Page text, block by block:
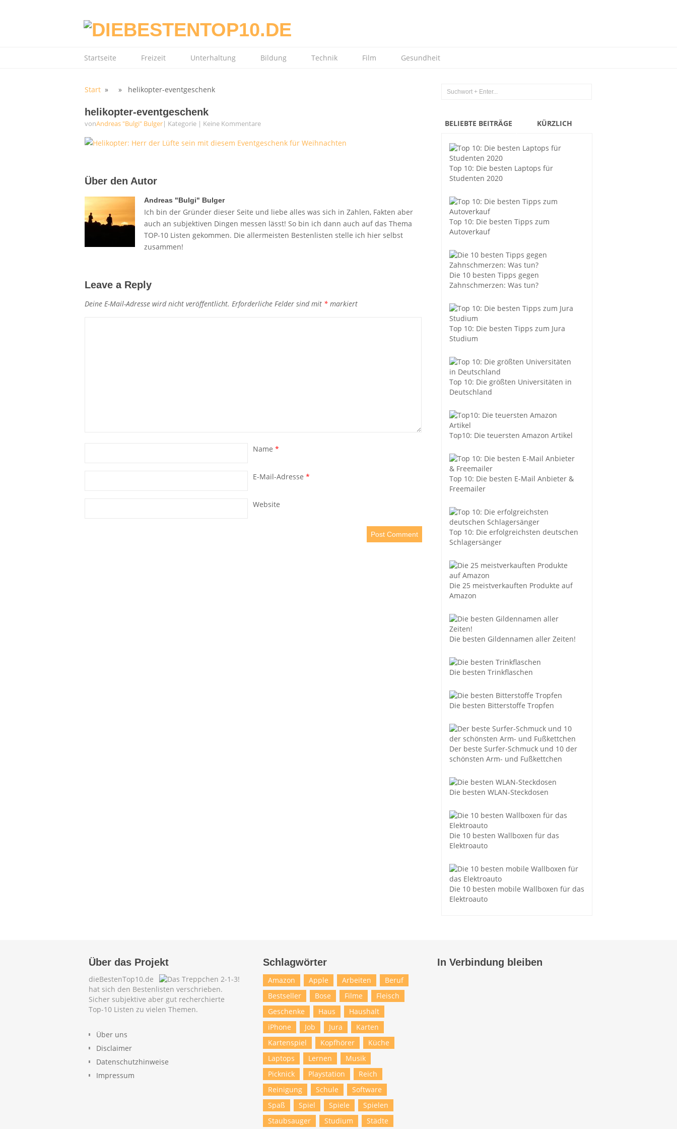
Startseite Freizeit Unterhaltung Bildung Technik Film Gesundheit
Start » » helikopter-eventgeschenk
helikopter-eventgeschenk
vonAndreas "Bulgi" Bulger| Kategorie | Keine Kommentare
Über den Autor
Andreas "Bulgi" Bulger
Ich bin der Gründer dieser Seite und liebe alles was sich in Zahlen, Fakten aber
auch an subjektiven Dingen messen lässt! So bin ich dann auch auf das Thema
TOP-10 Listen gekommen. Die allermeisten Bestenlisten stelle ich hier selbst
zusammen!
Leave a Reply
Deine E-Mail-Adresse wird nicht veröffentlicht. Erforderliche Felder sind mit * markiert
Name *
E-Mail-Adresse *
Website
BELIEBTE BEITRÄGE KÜRZLICH
Top 10: Die besten Laptops für
Studenten 2020
Top 10: Die besten Tipps zum
Autoverkauf
Die 10 besten Tipps gegen
Zahnschmerzen: Was tun?
Top 10: Die besten Tipps zum Jura
Studium
Top 10: Die größten Universitäten in
Deutschland
Top10: Die teuersten Amazon Artikel
Top 10: Die besten E-Mail Anbieter &
Freemailer
Top 10: Die erfolgreichsten deutschen
Schlagersänger
Die 25 meistverkauften Produkte auf
Amazon
Die besten Gildennamen aller Zeiten!
Die besten Trinkflaschen
Die besten Bitterstoffe Tropfen
Der beste Surfer-Schmuck und 10 der
schönsten Arm- und Fußkettchen
Die besten WLAN-Steckdosen
Die 10 besten Wallboxen für das
Elektroauto
Die 10 besten mobile Wallboxen für das
Elektroauto
Über das Projekt
dieBestenTop10.de
hat sich den Bestenlisten verschrieben.
Sicher subjektive aber gut recherchierte
Top-10 Listen zu vielen Themen.
Über uns
Disclaimer
Datenschutzhinweise
Impressum
Schlagwörter
Amazon Apple Arbeiten
Beruf
Bestseller
Bose Filme
Fleisch
Geschenke
Haus
Haushalt
iPhone
Job Jura
Karten
Kartenspiel
Kopfhörer
Küche
Laptops
Lernen
Musik
Picknick
Playstation
Reich
Reinigung
Schule
Software
Spaß
Spiel Spiele
Spielen
Staubsauger
Studium Städte
In Verbindung bleiben